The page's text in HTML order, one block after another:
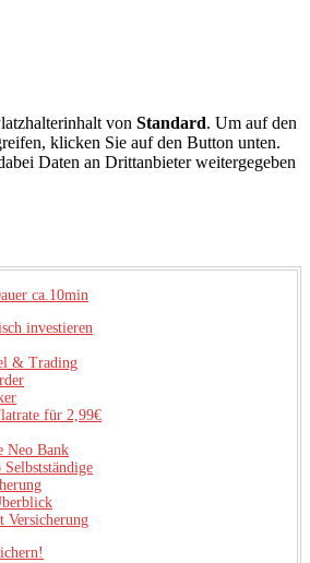
von Standard. Um auf den
klicken Sie auf den Button unten.
Daten an Drittanbieter weitergegeben
ca.10min
investieren
& Trading
für 2,99€
Neo Bank
Versicherung